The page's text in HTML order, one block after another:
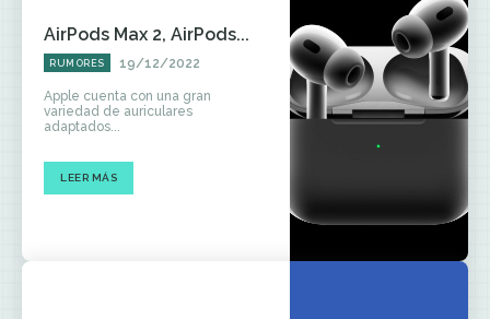
AirPods Max 2, AirPods...
RUMORES 19/12/2022
Apple cuenta con una gran
variedad de auriculares
adaptados...
LEER MÁS